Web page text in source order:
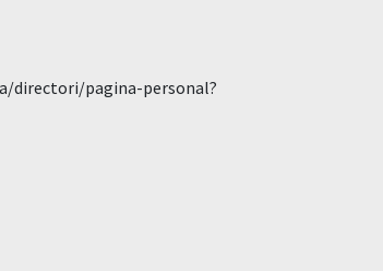
directori/pagina-personal?